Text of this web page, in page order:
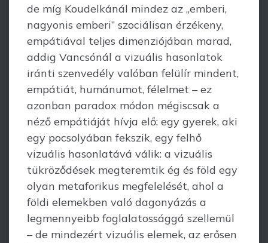
de míg Koudelkánál mindez az „emberi,
nagyonis emberi” szociálisan érzékeny,
empátiával teljes dimenziójában marad,
addig Vancsónál a vizuális hasonlatok
iránti szenvedély való­ban felülír mindent,
empátiát, humánumot, félelmet – ez
azonban paradox módon mégiscsak a
néző empátiáját hívja elő: egy gyerek, aki
egy pocsolyában fekszik, egy felhő
vizuális hasonlatává válik: a vizuális
tükröződések megteremtik ég és föld egy
olyan metaforikus megfelelését, ahol a
földi elemekben való dagonyázás a
legmennyeibb foglalatossággá szellemül
– de mindezért vizuális elemek, az erősen